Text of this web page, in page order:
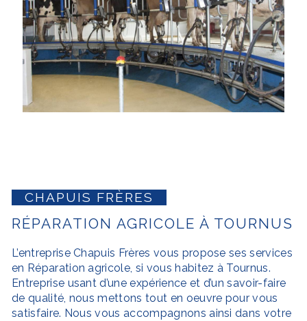
CHAPUIS FRÈRES
RÉPARATION AGRICOLE À TOURNUS
L’entrepriseChapuis Frères vous propose ses services
en Réparation agricole, si vous habitez à Tournus.
Entreprise usant d’une expérience et d’un savoir-faire
de qualité, nous mettons tout en oeuvre pour vous
satisfaire. Nous vous accompagnons ainsi dans votre